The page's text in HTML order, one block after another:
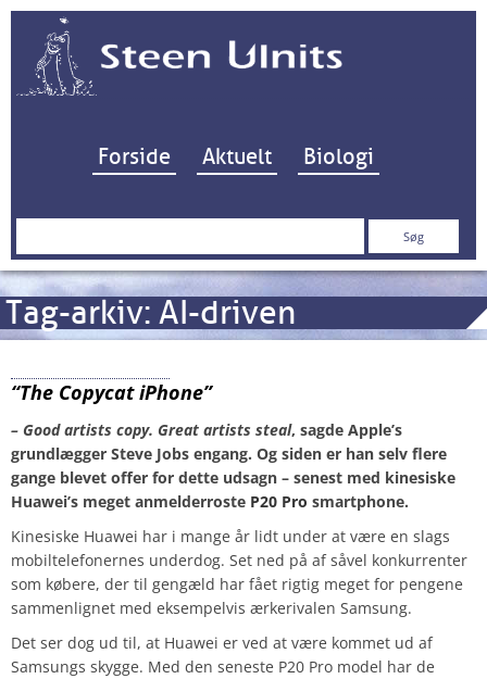
Hop til indhold
Forside Aktuelt Biologi
Søg
Tag-arkiv: AI-driven
“The Copycat iPhone”
– Good artists copy. Great artists steal, sagde Apple’s
grundlægger Steve Jobs engang. Og siden er han selv flere
gange blevet offer for dette udsagn – senest med kinesiske
Huawei’s meget anmelderroste P20 Pro smartphone.
Kinesiske Huawei har i mange år lidt under at være en slags
mobiltelefonernes underdog. Set ned på af såvel konkurrenter
som købere, der til gengæld har fået rigtig meget for pengene
sammenlignet med eksempelvis ærkerivalen Samsung.
Det ser dog ud til, at Huawei er ved at være kommet ud af
Samsungs skygge. Med den seneste P20 Pro model har de